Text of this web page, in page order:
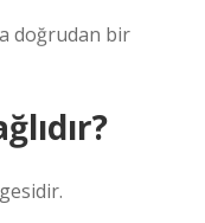
doğrudan bir